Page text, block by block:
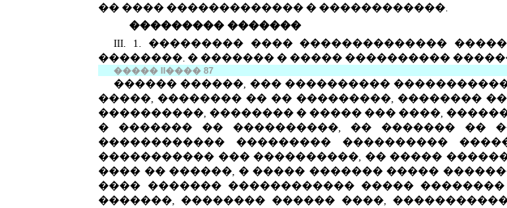
�� ���� ������������� � ������������.
��������� �������
III. 1. ��������� ���� ��������������
��������. � ������� � ����� ����������
�����II����87
������ ������, ��� ����������
�����, �������� �� �� ���������, ��������
����������, �������� � ����� ��� ����,
� ������� �� ����������, �� ������� ��
������������ ��������� ����������
����������� ��� ����������, �� �����
���� �� ������, � ����� ������� �����
���� ������� ������������ �����
�������, �������� ������ ����,